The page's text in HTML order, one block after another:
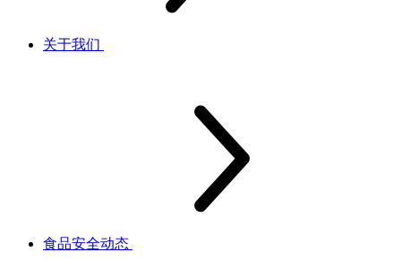
关于我们
食品安全动态